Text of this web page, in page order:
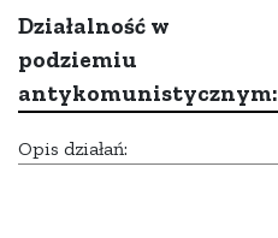
Działalność w
podziemiu
antykomunistycznym:
Opis działań: